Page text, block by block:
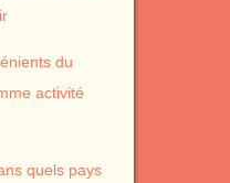
du
activité
quels pays